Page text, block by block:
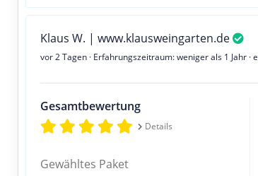
Klaus W. | www.klausweingarten.de
vor 2 Tagen · Erfahrungszeitraum: weniger als 1 Jahr ·
Gesamtbewertung
Details
Gewähltes Paket